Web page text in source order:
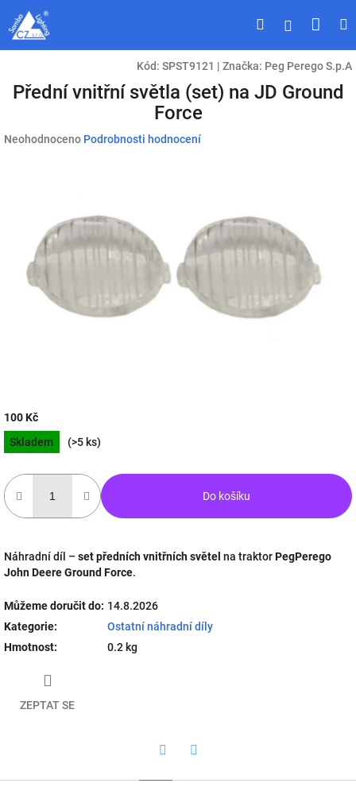
obsah
HledatPřihlášení
Kód: SPST9121 | Značka: Peg Perego S.p.A
Přední vnitřní světla (set) na JD Ground
Force
Průměrné
hvězdiček.
Neohodnoceno Podrobnosti hodnocení
100 Kč
Měrná
cena:
Skladem (>5 ks)
Do košíku
Náhradní díl – set předních vnitřních světel na traktorPegPerego
John Deere Ground Force.
Můžeme doručit do: 14.8.2026
Kategorie:
Ostatní náhradní díly
Hmotnost: 0.2 kg
ZEPTAT SE